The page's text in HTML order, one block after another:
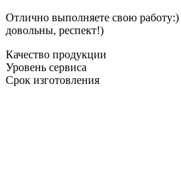
Отлично выполняете свою работу:)
довольны, респект!)
Качество продукции
Уровень сервиса
Срок изготовления